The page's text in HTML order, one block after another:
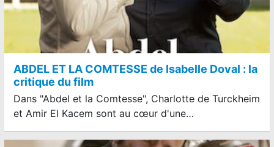
ABDEL ET LA COMTESSE de Isabelle Doval : la
critique du film
Dans "Abdel et la Comtesse", Charlotte de Turckheim
et Amir El Kacem sont au cœur d'une…